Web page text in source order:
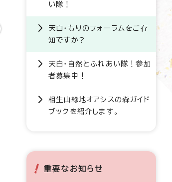
い隊！
天白・もりのフォーラムをご存
知ですか?
天白・自然とふれあい隊！参加
者募集中！
相生山緑地オアシスの森ガイド
ブックを紹介します。
重要なお知らせ